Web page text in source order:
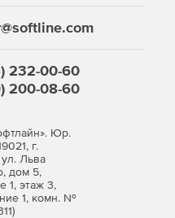
232-00-60
200-08-60
Юр.
г.
Льва
дом 5,
1, этаж 3,
1, комн. №